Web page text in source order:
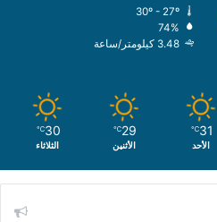
74%
3.48 كيلومتر/ساعة
31
℃
الأحد
29
℃
الأثنين
30
℃
الثلاثاء